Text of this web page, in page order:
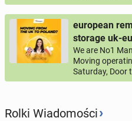
european
storage uk-eu
We are No1
Moving
Saturday, Door
Rolki Wiadomości›